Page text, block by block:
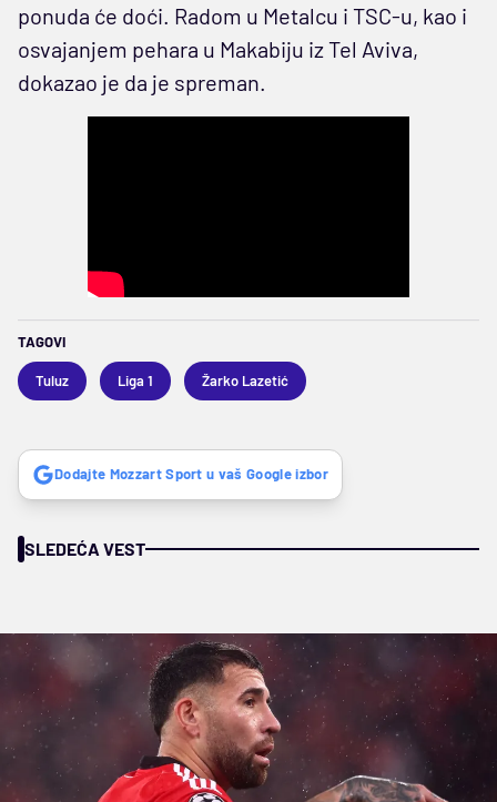
ponuda će doći. Radom u Metalcu i TSC-u, kao i
osvajanjem pehara u Makabiju iz Tel Aviva,
dokazao je da je spreman.
TAGOVI
Tuluz Liga 1 Žarko Lazetić
Dodajte Mozzart Sport u vaš Google izbor
SLEDEĆA VEST